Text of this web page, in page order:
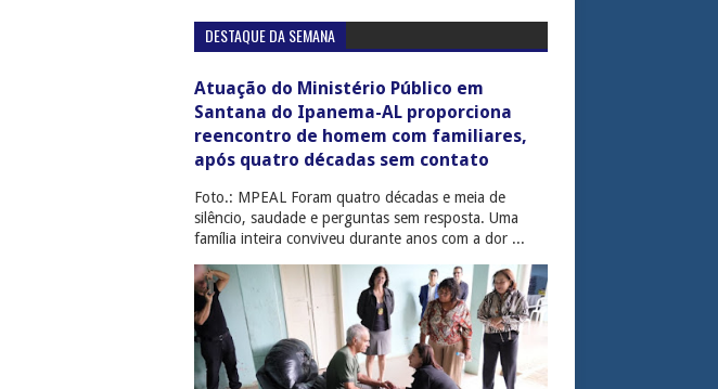
DESTAQUE DA SEMANA
Atuação do Ministério Público em
Santana do Ipanema-AL proporciona
reencontro de homem com familiares,
após quatro décadas sem contato
Foto.: MPEAL Foram quatro décadas e meia de
silêncio, saudade e perguntas sem resposta. Uma
família inteira conviveu durante anos com a dor ...